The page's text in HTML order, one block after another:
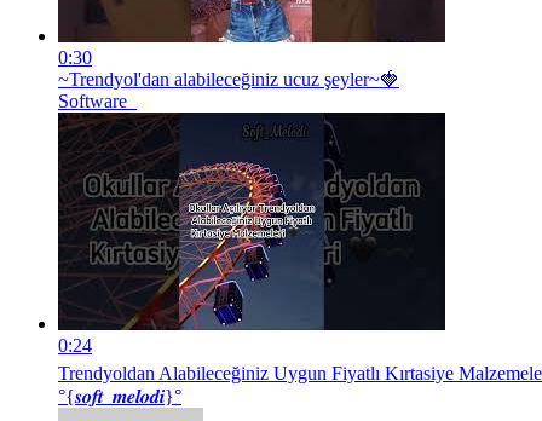
0:30
~Trendyol'dan alabileceğiniz ucuz şeyler~🍓
Software_
0:24
Trendyoldan Alabileceğiniz Uygun Fiyatlı Kırtasiye
°{𝒔𝒐𝒇𝒕_𝒎𝒆𝒍𝒐𝒅𝒊}°